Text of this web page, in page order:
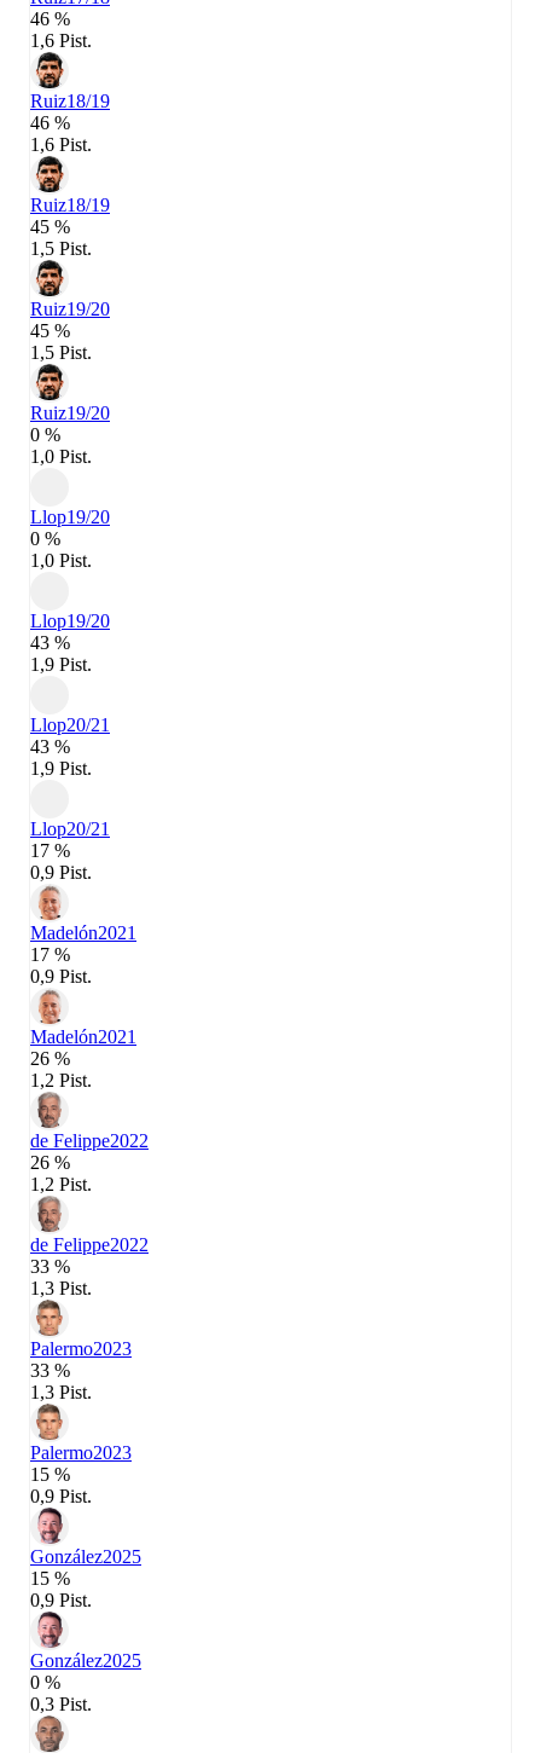
46 %
1,6 Pist.
Ruiz18/19
46 %
1,6 Pist.
Ruiz18/19
45 %
1,5 Pist.
Ruiz19/20
45 %
1,5 Pist.
Ruiz19/20
0 %
1,0 Pist.
Llop19/20
0 %
1,0 Pist.
Llop19/20
43 %
1,9 Pist.
Llop20/21
43 %
1,9 Pist.
Llop20/21
17 %
0,9 Pist.
Madelón2021
17 %
0,9 Pist.
Madelón2021
26 %
1,2 Pist.
de Felippe2022
26 %
1,2 Pist.
de Felippe2022
33 %
1,3 Pist.
Palermo2023
33 %
1,3 Pist.
Palermo2023
15 %
0,9 Pist.
González2025
15 %
0,9 Pist.
González2025
0 %
0,3 Pist.